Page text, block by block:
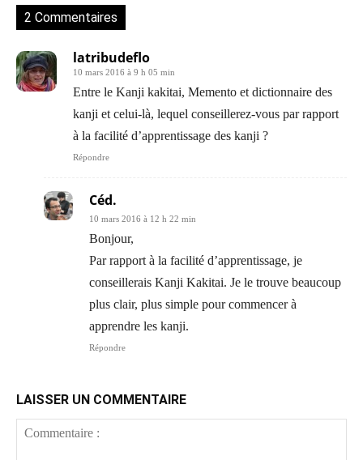
2 Commentaires
latribudeflo
10 mars 2016 à 9 h 05 min
Entre le Kanji kakitai, Memento et dictionnaire des
kanji et celui-là, lequel conseillerez-vous par rapport
à la facilité d’apprentissage des kanji ?
Répondre
Céd.
10 mars 2016 à 12 h 22 min
Bonjour,
Par rapport à la facilité d’apprentissage, je
conseillerais Kanji Kakitai. Je le trouve beaucoup
plus clair, plus simple pour commencer à
apprendre les kanji.
Répondre
LAISSER UN COMMENTAIRE